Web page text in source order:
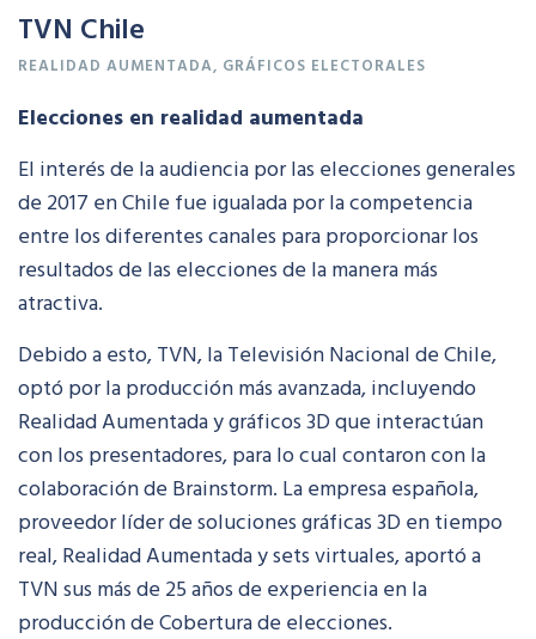
TVN Chile
REALIDAD AUMENTADA, GRÁFICOS ELECTORALES
Elecciones en realidad aumentada
El interés de la audiencia por las elecciones generales
de 2017 en Chile fue igualada por la competencia
entre los diferentes canales para proporcionar los
resultados de las elecciones de la manera más
atractiva.
Debido a esto, TVN, la Televisión Nacional de Chile,
optó por la producción más avanzada, incluyendo
Realidad Aumentada y gráficos 3D que interactúan
con los presentadores, para lo cual contaron con la
colaboración de Brainstorm. La empresa española,
proveedor líder de soluciones gráficas 3D en tiempo
real, Realidad Aumentada y sets virtuales, aportó a
TVN sus más de 25 años de experiencia en la
producción de Cobertura de elecciones.